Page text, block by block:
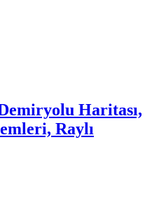
Haritası,
Raylı